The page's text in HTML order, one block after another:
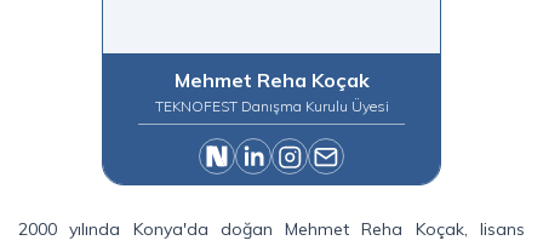
Mehmet Reha Koçak
TEKNOFEST Danışma Kurulu Üyesi
2000 yılında Konya'da doğan Mehmet Reha Koçak, lisans